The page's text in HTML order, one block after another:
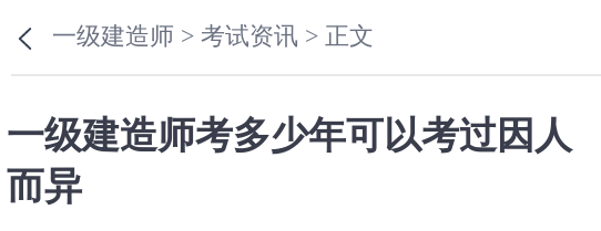
一级建造师 >考试资讯 > 正文
一级建造师考多少年可以考过因人
而异